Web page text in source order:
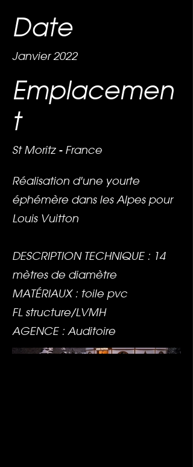
Date
Janvier 2022
Emplacemen
t
St Moritz - France
Réalisation d'une yourte
éphémère dans les Alpes pour
Louis Vuitton
DESCRIPTION TECHNIQUE : 14
mètres de diamètre
MATÉRIAUX : toile pvc
FL structure/LVMH
AGENCE : Auditoire